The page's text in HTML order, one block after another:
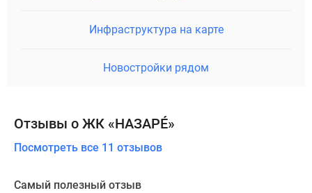
Инфраструктура на карте
Новостройки рядом
Отзывы о ЖК «НАЗАРÉ»
Посмотреть все 11 отзывов
Самый полезный отзыв